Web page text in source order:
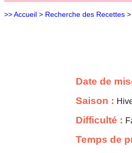
>> Accueil > Recherche des Recettes
Date de
Saison :
Difficulté :
Temps de